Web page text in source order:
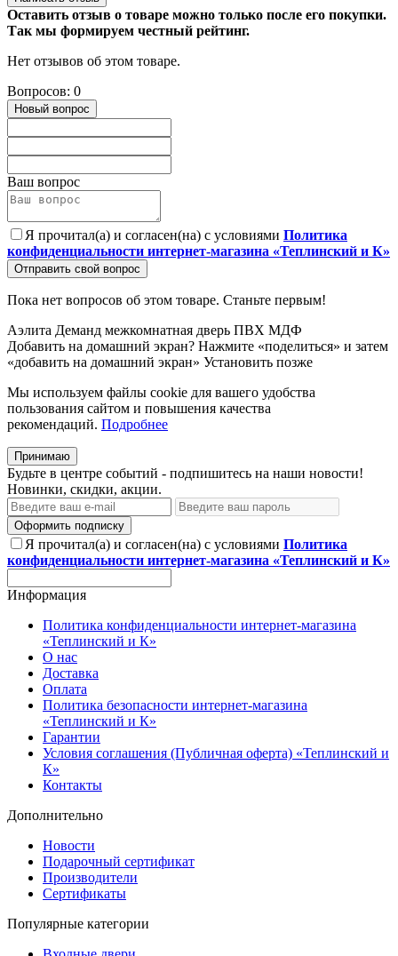
Оставить отзыв о товаре можно только после его покупки.
Так мы формируем честный рейтинг.
Нет отзывов об этом товаре.
Вопросов: 0
Новый вопрос
Ваш вопрос
Я прочитал(а) и согласен(на) с условиями Политика
конфиденциальности интернет-магазина «Теплинский и К»
Отправить свой вопрос
Пока нет вопросов об этом товаре. Станьте первым!
Аэлита Деманд межкомнатная дверь ПВХ МДФ
Добавить на домашний экран? Нажмите «поделиться» и затем
«добавить на домашний экран» Установить позже
Мы используем файлы cookie для вашего удобства
пользования сайтом и повышения качества
рекомендаций. Подробнее
Принимаю
Будьте в центре событий - подпишитесь на наши новости!
Новинки, скидки, акции.
Оформить подписку
Я прочитал(а) и согласен(на) с условиями Политика
конфиденциальности интернет-магазина «Теплинский и К»
Информация
Политика конфиденциальности интернет-магазина
«Теплинский и К»
О нас
Доставка
Оплата
Политика безопасности интернет-магазина
«Теплинский и К»
Гарантии
Условия соглашения (Публичная оферта) «Теплинский и
К»
Контакты
Дополнительно
Новости
Подарочный сертификат
Производители
Сертификаты
Популярные категории